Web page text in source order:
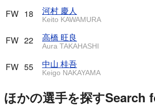
FW 18 河村 慶人
Keito KAWAMURA
FW 22 高橋 旺良
Aura TAKAHASHI
FW 55 中山 桂吾
Keigo NAKAYAMA
ほかの選手を探すSearch